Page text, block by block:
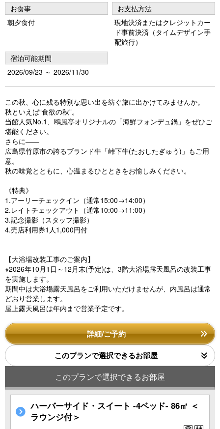
お食事
朝夕食付
お支払方法
現地決済またはクレジットカー
ド事前決済（タイムデザイン手
配旅行）
宿泊可能期間
2026/09/23 ～ 2026/11/30
この秋、心に残る特別な思い出を紡ぐ旅に出かけてみませんか。
秋といえば“食欲の秋”。
当館人気No.1、鴎風亭オリジナルの「海鮮フォンデュ鍋」をぜひご
堪能ください。
さらに――
広島県竹原市の誇るブランド牛「峠下牛(たおしたぎゅう)」もご用
意。
秋の味覚とともに、心温まるひとときをお愉しみください。
《特典》
1.アーリーチェックイン（通常15:00→14:00）
2.レイトチェックアウト（通常10:00→11:00）
3.記念撮影（スタッフ撮影）
4.売店利用券1人1,000円付
【大浴場改装工事のご案内】
※2026年10月1日～12月末(予定)は、3階大浴場露天風呂の改装工事
を実施します。
期間中は大浴場露天風呂をご利用いただけませんが、内風呂は通常
どおり営業します。
屋上露天風呂は年内まで営業予定です。
詳細/ご予約
このプランで選択できるお部屋
このプランで選択できるお部屋
ハーバーサイド・スイート -4ベッド- 86㎡ ＜
ラウンジ付＞